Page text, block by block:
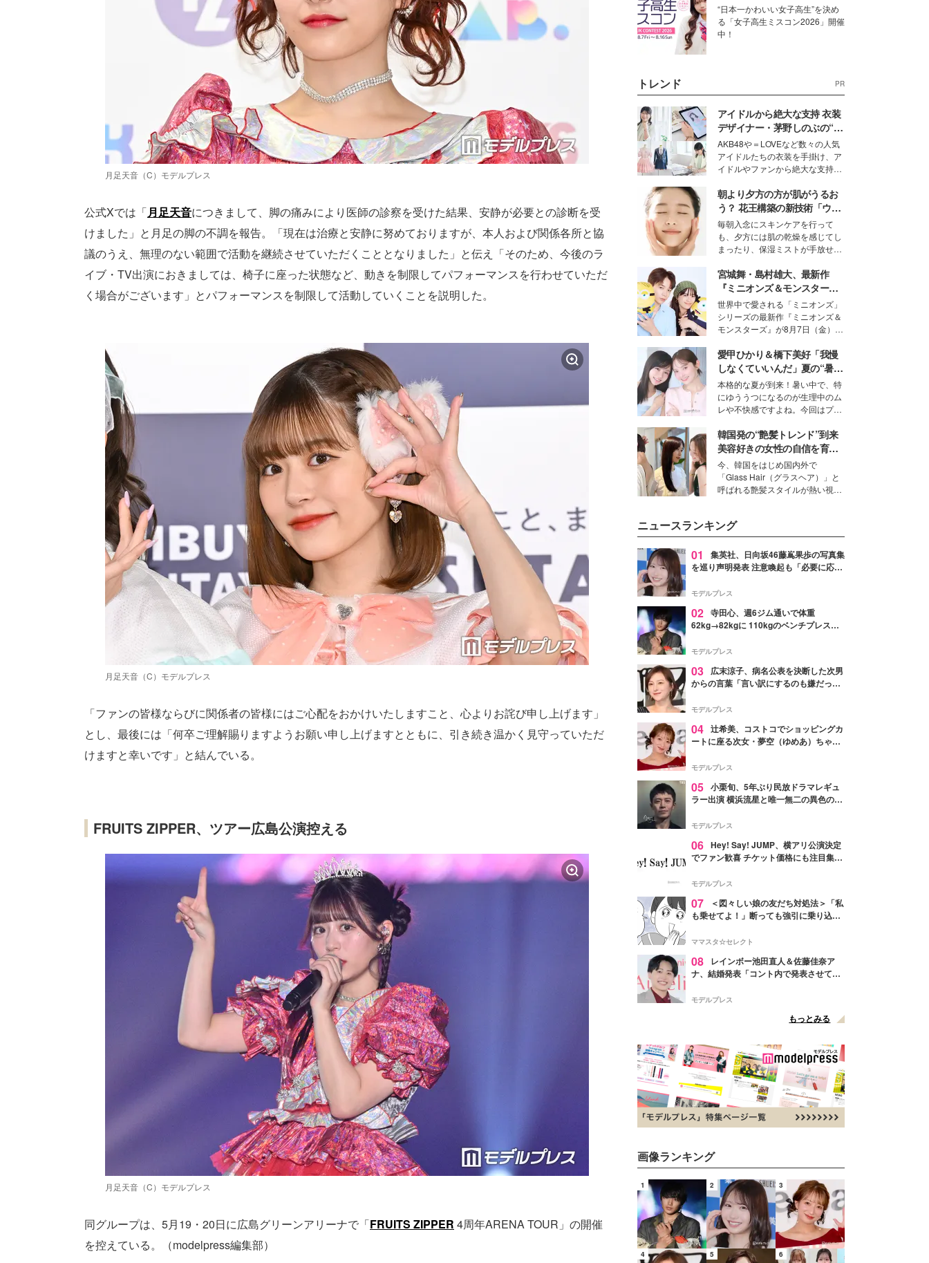
月足天音（C）モデルプレス
公式Xでは「月足天音につきまして、脚の痛みにより医師の診察を受けた結果、安静が必要との診断を受
けました」と月足の脚の不調を報告。「現在は治療と安静に努めておりますが、本人および関係各所と協
議のうえ、無理のない範囲で活動を継続させていただくこととなりました」と伝え「そのため、今後のラ
イブ・TV出演におきましては、椅子に座った状態など、動きを制限してパフォーマンスを行わせていただ
く場合がございます」とパフォーマンスを制限して活動していくことを説明した。
月足天音（C）モデルプレス
「ファンの皆様ならびに関係者の皆様にはご心配をおかけいたしますこと、心よりお詫び申し上げます」
とし、最後には「何卒ご理解賜りますようお願い申し上げますとともに、引き続き温かく見守っていただ
けますと幸いです」と結んでいる。
FRUITS ZIPPER、ツアー広島公演控える
月足天音（C）モデルプレス
同グループは、5月19・20日に広島グリーンアリーナで「FRUITS ZIPPER 4周年ARENA TOUR」の開催
を控えている。（modelpress編集部）
“日本一かわいい女子高生”を決め
る「女子高生ミスコン2026」開催
中！
トレンド PR
アイドルから絶大な支持 衣装
デザイナー・茅野しのぶの“可
愛い”を作る美学＜「シチズン
クロスシー」インタビュー＞
AKB48や＝LOVEなど数々の人気
アイドルたちの衣装を手掛け、ア
イドルやファンから絶大な支持を
取締役兼クリエイティブディレク
ター・茅野しのぶ。一人ひとりの
個性に寄り添い、魅力を引き出す
衣装作りは、多くの女性たちに勇
気と自信を与え続けている。
朝より夕方の方が肌がうるお
う？ 花王構築の新技術「ウォ
ーターキャプチャリングスキ
ン（捕水肌）」がスキンケア
の常識を変える予感
毎朝入念にスキンケアを行って
も、夕方には肌の乾燥を感じてし
まったり、保湿ミストが手放せな
な美容の常識を大きく変える可能
性を秘めた、革新的な「Water
Capturing Skin（ウォーターキャ
プチャリングスキン：捕水肌）」
技術を、花王が構築した。
宮城舞・島村雄大、最新作
『ミニオンズ＆モンスター
ズ』の魅力熱弁 ハチャメチャ
だけじゃない“友情と絆”に感
動
世界中で愛される「ミニオンズ」
シリーズの最新作『ミニオンズ＆
モンスターズ』が8月7日（金）に
ニオン好き”という共通点を持つモ
デルの宮城舞と島村雄大の特別対
談をお届け！それぞれの視点か
ら、今作ならではの魅力や予想外
の感動をもたらす奥深いストーリ
ーについて熱く語り合ってもらっ
た。
愛甲ひかり＆橋下美好「我慢
しなくていいんだ」夏の“暑さ
対策”の新しい選択肢とは？
本格的な夏が到来！暑い中で、特
にゆううつになるのが生理中のム
レや不快感ですよね。今回はプラ
モデル・愛甲ひかりさんと橋下美
好さんを迎えて本音で女子会トー
ク。猛暑のお出かけを快適に過ご
すヒントや、2人が感動した夏の
生理の新常識にも迫りました。
韓国発の“艶髪トレンド”到来
美容好きの女性の自信を育む
「ヘアケア事情」って？
今、韓国をはじめ国内外で
「Glass Hair（グラスヘア）」と
呼ばれる艶髪スタイルが熱い視線
して、“髪そのものの美しさ”に改
めて注目する人が増えている様
子。今回は、そんな憧れの艶やか
な髪を日常で叶える、美容好きの
ます。
ニュースランキング
01
集英社、日向坂46藤嶌果歩の写真集
を巡り声明発表 注意喚起も「必要に応じ
モデルプレス
02 寺田心、週6ジム通いで体重
62kg→82kgに 110kgのベンチプレス持
「かっこいい」と反響
モデルプレス
03
広末涼子、病名公表を決断した次男
からの言葉「言い訳にするのも嫌だっ
モデルプレス
04 辻希美、コストコでショッピングカ
ートに座る次女・夢空（ゆめあ）ちゃん
ぎ」「成長を感じる」の声
モデルプレス
05 小栗旬、5年ぶり民放ドラマレギュ
ラー出演 横浜流星と唯一無二の異色のバ
モデルプレス
06 Hey! Say! JUMP、横アリ公演決定
でファン歓喜 チケット価格にも注目集ま
モデルプレス
07
＜図々しい娘の友だち対処法＞「私
も乗せてよ！」断っても強引に乗り込ん
ママスタ☆セレクト
08
レインボー池田直人＆佐藤佳奈ア
ナ、結婚発表「コント内で発表させてい
点変更のため
モデルプレス
もっとみる
画像ランキング
1 2 3
4 5 6